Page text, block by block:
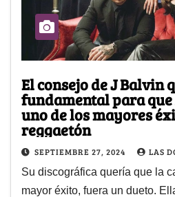
El consejo de J Balvin
fundamental para
uno de los mayores
reggaetón
SEPTIEMBRE 27, 2024 LAS
Su discográfica quería que la
mayor éxito, fuera un dueto.